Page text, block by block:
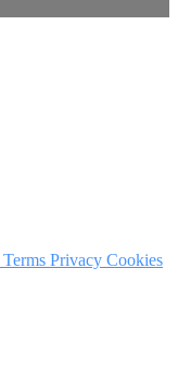
Terms Privacy Cookies